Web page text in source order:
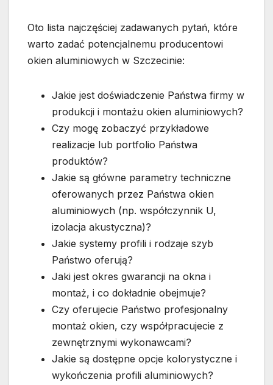
Oto lista najczęściej zadawanych pytań, które
warto zadać potencjalnemu producentowi
okien aluminiowych w Szczecinie:
Jakie jest doświadczenie Państwa firmy w
produkcji i montażu okien aluminiowych?
Czy mogę zobaczyć przykładowe
realizacje lub portfolio Państwa
produktów?
Jakie są główne parametry techniczne
oferowanych przez Państwa okien
aluminiowych (np. współczynnik U,
izolacja akustyczna)?
Jakie systemy profili i rodzaje szyb
Państwo oferują?
Jaki jest okres gwarancji na okna i
montaż, i co dokładnie obejmuje?
Czy oferujecie Państwo profesjonalny
montaż okien, czy współpracujecie z
zewnętrznymi wykonawcami?
Jakie są dostępne opcje kolorystyczne i
wykończenia profili aluminiowych?